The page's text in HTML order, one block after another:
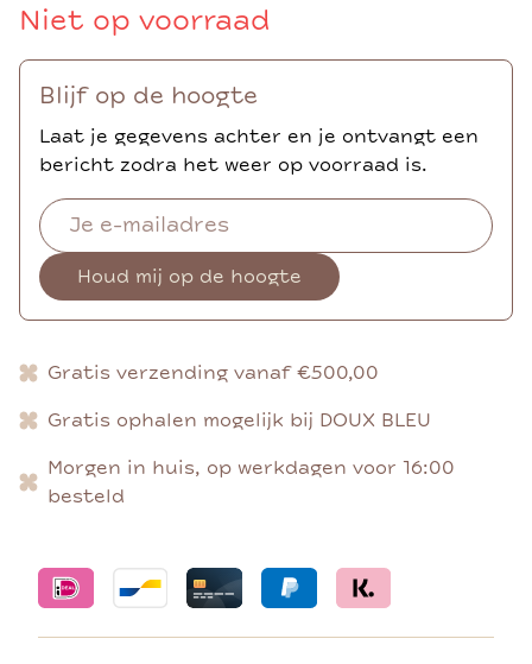
Niet op voorraad
Blijf op de hoogte
Laat je gegevens achter en je ontvangt een
bericht zodra het weer op voorraad is.
Houd mij op de hoogte
Gratis verzending vanaf €500,00
Gratis ophalen mogelijk bij DOUX BLEU
Morgen in huis, op werkdagen voor 16:00
besteld